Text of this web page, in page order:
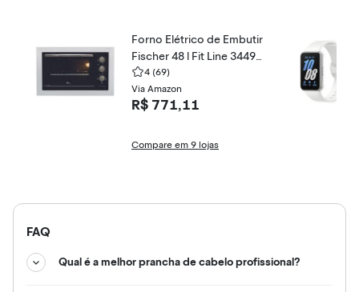
Forno Elétrico de Embutir
Fischer 48 l Fit Line 34493
-9548
4 (69)
Via Amazon
R$ 771,11
Compare em 9 lojas
FAQ
Qual é a melhor prancha de cabelo profissional?